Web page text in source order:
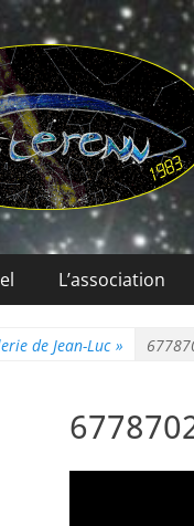
L’association
de Jean-Luc »